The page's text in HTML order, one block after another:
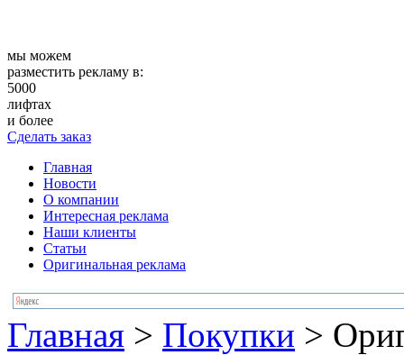
мы можем
разместить рекламу в:
5000
лифтах
и более
Сделать заказ
Главная
Новости
О компании
Интересная реклама
Наши клиенты
Статьи
Оригинальная реклама
Главная > Покупки >